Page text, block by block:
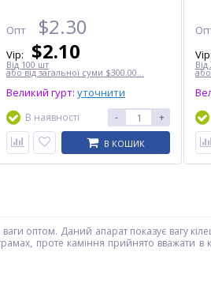
Опт $2.30
Vip: $2.10
Від 100 шт
або від загальної суми $300.00...
Великий гурт: уточнити
В наявності - +
В КОШИК
Vip:
оптом. Даний апарат показує вагу
проте каміння прийнято вважати